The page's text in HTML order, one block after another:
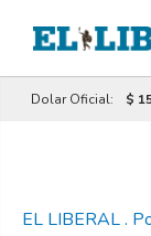
Dolar Oficial: $
EL LIBERAL.